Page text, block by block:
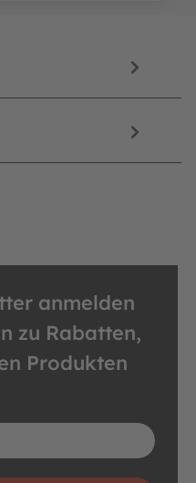
anmelden
zu Rabatten,
Produkten